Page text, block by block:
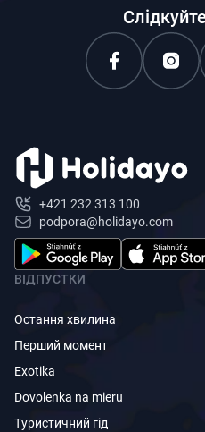
+421 232 313 100
podpora@holidayo.com
ВІДПУСТКИ
Остання хвилина
Перший момент
Exotika
Dovolenka na mieru
Туристичний гід